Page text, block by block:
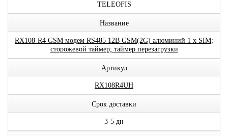
TELEOFIS
Название
RX108-R4 GSM модем RS485 12В GSM(2G) алюминий 1 x SIM;
сторожевой таймер; таймер перезагрузки
Артикул
RX108R4UH
Срок доставки
3-5 дн